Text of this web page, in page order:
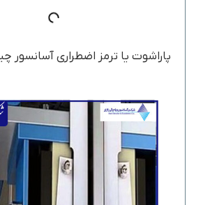
پاراشوت یا ترمز اضطراری آسانسور